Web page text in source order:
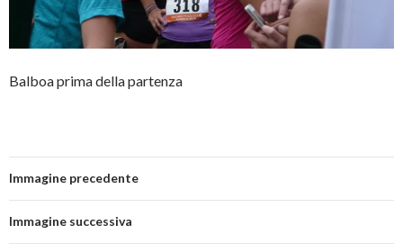
Balboa prima della partenza
Immagine precedente
Immagine successiva